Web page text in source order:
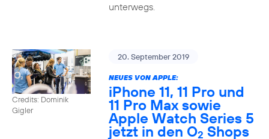
unterwegs.
Credits: Dominik
Gigler
20. September 2019
NEUES VON APPLE:
iPhone 11, 11 Pro und
11 Pro Max sowie
Apple Watch Series 5
jetzt in den O2 Shops